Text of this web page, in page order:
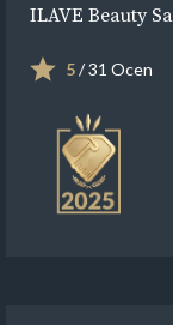
ILAVE Beauty
5/ 31 Ocen